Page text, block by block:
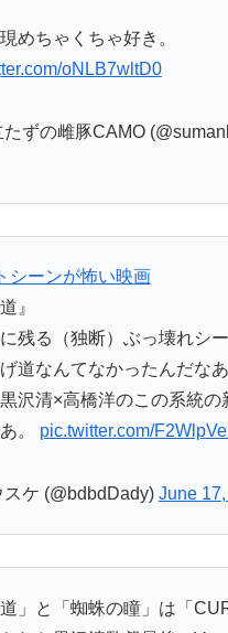
めちゃくちゃ好き。
oNLB7wltD0
ずの雌豚CAMO
シーンが怖い映画
』
残る（独断）ぶっ壊れシ
道なんてなかったんだな
沢清×高橋洋のこの系統の
。 pic.twitter.com/
ケ (@bdbdDady) June
道」と「蜘蛛の瞳」は「